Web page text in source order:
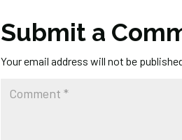
Submit a
Your email address will not be